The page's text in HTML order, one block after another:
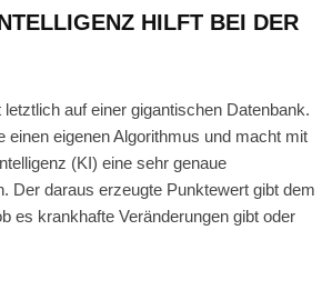
HILFT BEI DER
auf einer gigantischen Datenbank.
einen eigenen Algorithmus und macht mit
(KI) eine sehr genaue
Der daraus erzeugte Punktewert gibt dem
es krankhafte Veränderungen gibt oder